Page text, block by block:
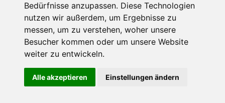
Bedürfnisse anzupassen. Diese Technologien
nutzen wir außerdem, um Ergebnisse zu
messen, um zu verstehen, woher unsere
Besucher kommen oder um unsere Website
weiter zu entwickeln.
Alle akzeptieren Einstellungen ändern
Stolz präsentiert von WordPress
nutzt, gehen wir von deinem Einverständnis aus.